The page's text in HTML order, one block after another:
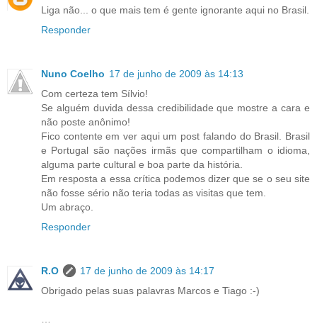
Liga não... o que mais tem é gente ignorante aqui no Brasil.
Responder
Nuno Coelho 17 de junho de 2009 às 14:13
Com certeza tem Sílvio!
Se alguém duvida dessa credibilidade que mostre a cara e
não poste anônimo!
Fico contente em ver aqui um post falando do Brasil. Brasil
e Portugal são nações irmãs que compartilham o idioma,
alguma parte cultural e boa parte da história.
Em resposta a essa crítica podemos dizer que se o seu site
não fosse sério não teria todas as visitas que tem.
Um abraço.
Responder
R.O
17 de junho de 2009 às 14:17
Obrigado pelas suas palavras Marcos e Tiago :-)